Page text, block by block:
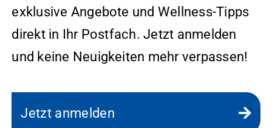
exklusive Angebote und Wellness-Tipps
direkt in Ihr Postfach. Jetzt anmelden
und keine Neuigkeiten mehr verpassen!
Jetzt anmelden